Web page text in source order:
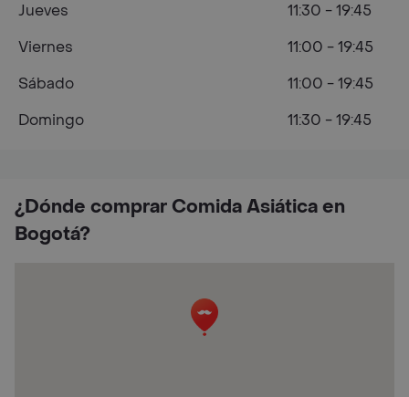
¿Dónde comprar Comida Asiática en
Bogotá?
Jueves
11:30 - 19:45
Viernes
11:00 - 19:45
Sábado
11:00 - 19:45
Domingo
11:30 - 19:45